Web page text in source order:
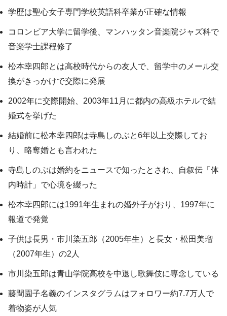
学歴は聖心女子専門学校英語科卒業が正確な情報
コロンビア大学に留学後、マンハッタン音楽院ジャズ科で
音楽学士課程修了
松本幸四郎とは高校時代からの友人で、留学中のメール交
換がきっかけで交際に発展
2002年に交際開始、2003年11月に都内の高級ホテルで結
婚式を挙げた
結婚前に松本幸四郎は寺島しのぶと6年以上交際してお
り、略奪婚とも言われた
寺島しのぶは婚約をニュースで知ったとされ、自叙伝「体
内時計」で心境を綴った
松本幸四郎には1991年生まれの婚外子がおり、1997年に
報道で発覚
子供は長男・市川染五郎（2005年生）と長女・松田美瑠
（2007年生）の2人
市川染五郎は青山学院高校を中退し歌舞伎に専念している
藤間園子名義のインスタグラムはフォロワー約7.7万人で
着物姿が人気